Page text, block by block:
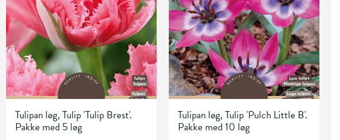
Tulipan løg, Tulip 'Tulip Brest'.
Pakke med 5 løg
Tulipan løg, Tulip 'Pulch Little B'.
Pakke med 10 løg